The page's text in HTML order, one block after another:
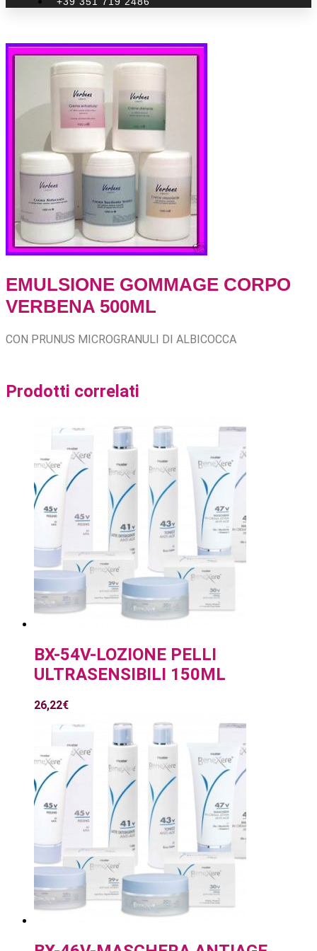
EMULSIONE GOMMAGE CORPO
VERBENA 500ML
CON PRUNUS MICROGRANULI DI ALBICOCCA
Prodotti correlati
BX-54V-LOZIONE PELLI
ULTRASENSIBILI 150ML
26,22€